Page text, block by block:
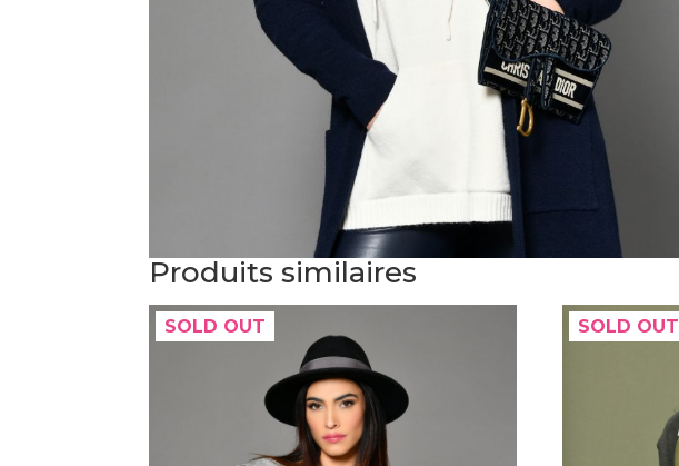
Produits similaires
SOLD OUT SOLD OUT